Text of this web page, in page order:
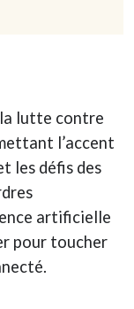
la lutte contre
l’accent
les défis des
artificielle
pour toucher